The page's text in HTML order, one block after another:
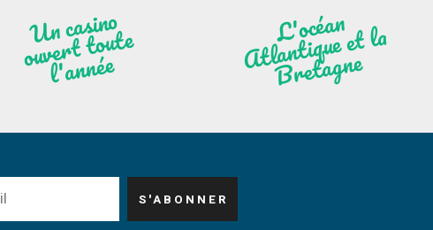
U
n c
asi
n
o
ouve
rt toute
l'
a
n
née
L'océ
a
n
Atl
a
nti
que et la
B
ret
a
g
ne